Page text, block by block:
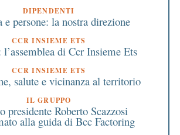
DIPENDENTI
e persone: la nostra direzione
CCR INSIEME ETS
di Ccr Insieme Ets
CCR INSIEME ETS
salute e vicinanza al territorio
IL GRUPPO
presidente Roberto Scazzosi
alla guida di Bcc Factoring